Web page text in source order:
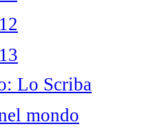
Lo Scriba
mondo